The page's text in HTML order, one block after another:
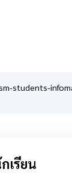
students-
เรียน